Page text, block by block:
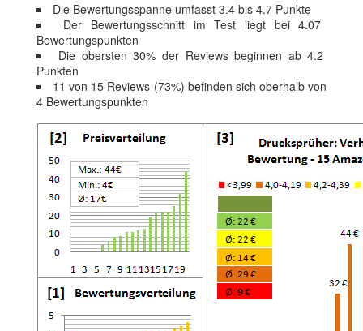
Die Bewertungsspanne umfasst 3.4 bis 4.7 Punkte
Der Bewertungsschnitt im Test liegt bei 4.07
Bewertungspunkten
Die obersten 30% der Reviews beginnen ab 4.2
Punkten
11 von 15 Reviews (73%) befinden sich oberhalb von
4 Bewertungspunkten